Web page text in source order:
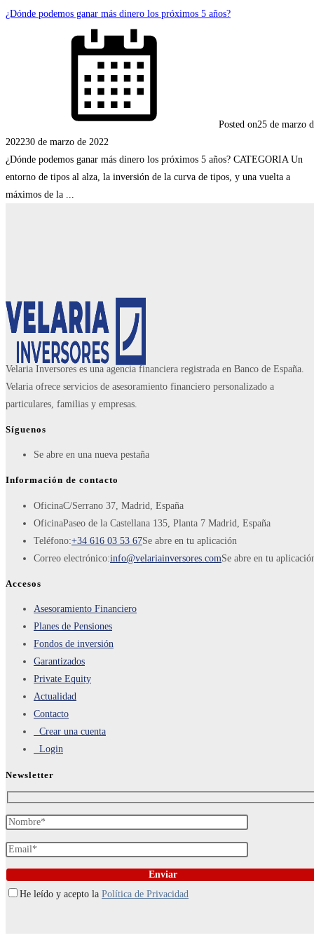
¿Dónde podemos ganar más dinero los próximos 5 años?
Posted on25 de marzo
202230 de marzo de 2022
¿Dónde podemos ganar más dinero los próximos 5 años? CATEGORIA Un
entorno de tipos al alza, la inversión de la curva de tipos, y una vuelta a
máximos de la ...
Velaria Inversores es una agencia financiera registrada en Banco de España.
Velaria ofrece servicios de asesoramiento financiero personalizado a
particulares, familias y empresas.
Síguenos
Se abre en una nueva pestaña
Información de contacto
OficinaC/Serrano 37, Madrid, España
OficinaPaseo de la Castellana 135, Planta 7 Madrid, España
Teléfono:+34 616 03 53 67Se abre en tu aplicación
Correo electrónico:info@velariainversores.comSe abre en tu
Accesos
Asesoramiento Financiero
Planes de Pensiones
Fondos de inversión
Garantizados
Private Equity
Actualidad
Contacto
Crear una cuenta
Login
Newsletter
He leído y acepto la Política de Privacidad